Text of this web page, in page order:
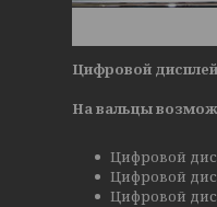
Цифровой дисплей
На вальцы
Цифровой
­Цифровой
­Цифровой